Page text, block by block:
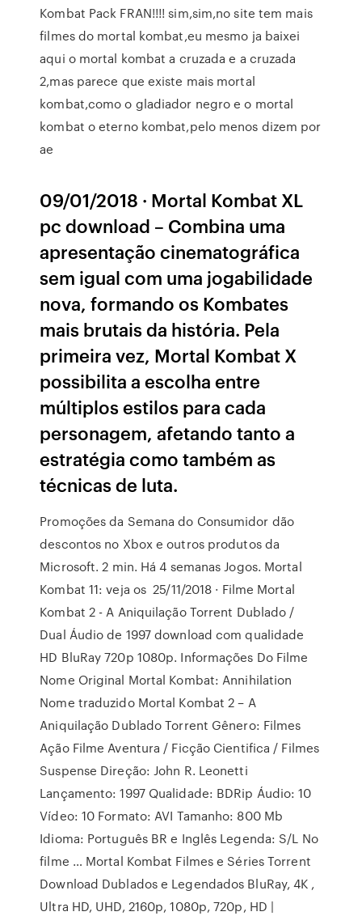
Kombat Pack FRAN!!!! sim,sim,no site tem mais
filmes do mortal kombat,eu mesmo ja baixei
aqui o mortal kombat a cruzada e a cruzada
2,mas parece que existe mais mortal
kombat,como o gladiador negro e o mortal
kombat o eterno kombat,pelo menos dizem por
ae
09/01/2018 · Mortal Kombat XL
pc download – Combina uma
apresentação cinematográfica
sem igual com uma jogabilidade
nova, formando os Kombates
mais brutais da história. Pela
primeira vez, Mortal Kombat X
possibilita a escolha entre
múltiplos estilos para cada
personagem, afetando tanto a
estratégia como também as
técnicas de luta.
Promoções da Semana do Consumidor dão
descontos no Xbox e outros produtos da
Microsoft. 2 min. Há 4 semanas Jogos. Mortal
Kombat 11: veja os 25/11/2018 · Filme Mortal
Kombat 2 - A Aniquilação Torrent Dublado /
Dual Áudio de 1997 download com qualidade
HD BluRay 720p 1080p. Informações Do Filme
Nome Original Mortal Kombat: Annihilation
Nome traduzido Mortal Kombat 2 – A
Aniquilação Dublado Torrent Gênero: Filmes
Ação Filme Aventura / Ficção Cientifica / Filmes
Suspense Direção: John R. Leonetti
Lançamento: 1997 Qualidade: BDRip Áudio: 10
Vídeo: 10 Formato: AVI Tamanho: 800 Mb
Idioma: Português BR e Inglês Legenda: S/L No
filme … Mortal Kombat Filmes e Séries Torrent
Download Dublados e Legendados BluRay, 4K ,
Ultra HD, UHD, 2160p, 1080p, 720p, HD |